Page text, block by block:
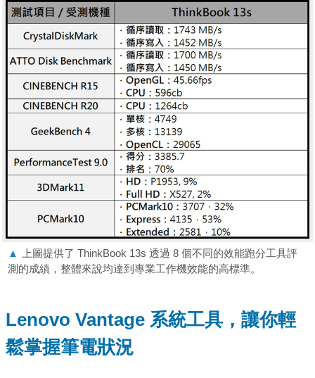
▲
上圖提供了 ThinkBook 13s 透過 8 個不同的效能跑分工具評
測的成績，整體來說均達到專業工作機效能的高標準。
Lenovo Vantage 系統工具，讓你輕
鬆掌握筆電狀況